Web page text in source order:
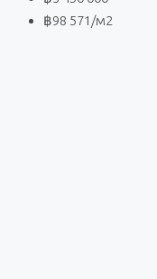
฿98 571 /м2